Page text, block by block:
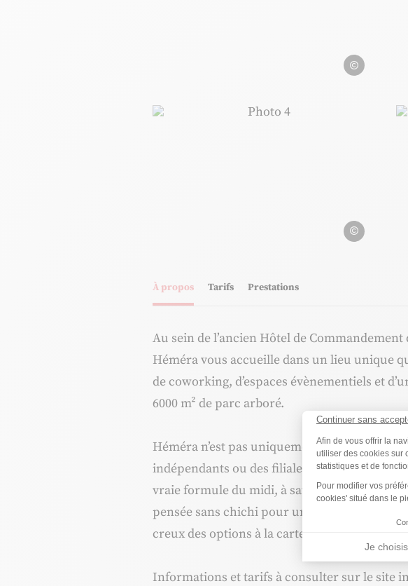
Continuer sans
Afin de vous offrir la
utiliser des cookies sur
statistiques et de
Pour modifier vos
cookies' situé dans le
Je choisis
JulienTuyeras
Photo 4, © JulienTuyeras
JulienTuyeras
À propos Tarifs Prestations
Au sein de l’ancien Hôtel de
Héméra vous accueille dans un lieu unique
de coworking, d’espaces évènementiels et
6000 m² de parc arboré.
Héméra n’est pas uniquement un lieu
indépendants ou des filiales de grosses
vraie formule du midi, à savourer sur place
pensée sans chichi pour une formule à 19€
creux des options à la carte sont possibles
Informations et tarifs à consulter sur le site